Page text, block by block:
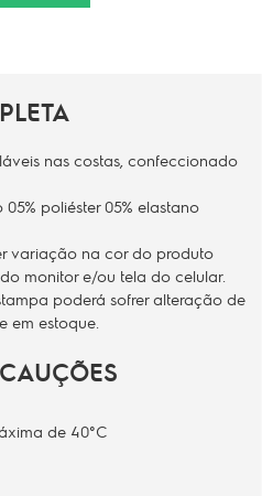
nas costas, confeccionado
poliéster 05% elastano
variação na cor do produto
monitor e/ou tela do celular.
poderá sofrer alteração de
em estoque.
de 40°C